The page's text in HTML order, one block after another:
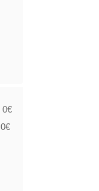
0€
0€